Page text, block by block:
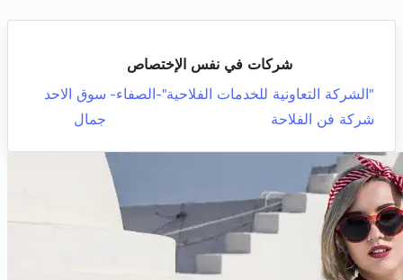
شركات في نفس الإختصاص
"الشركة التعاونية للخدمات الفلاحية"-الصفاء- سوق الاحد
شركة فن الفلاحة
جمال